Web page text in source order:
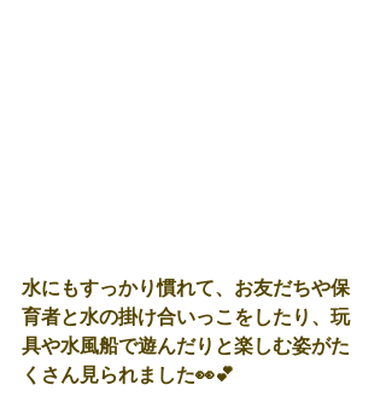
水にもすっかり慣れて、お友だちや保
育者と水の掛け合いっこをしたり、玩
具や水風船で遊んだりと楽しむ姿がた
くさん見られました👀💕